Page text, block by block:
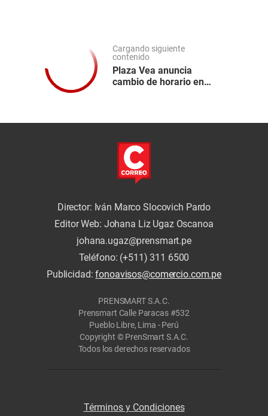
Cargando siguiente
contenido
Plaza Vea anuncia
cambio de horario en
Director: Iván Marco Slocovich Pardo
Editor Web: Johana Liz Ugaz Oscanoa
johana.ugaz@prensmart.pe
Teléfono: (+511) 311 6500
Publicidad:fonoavisos@comercio.com.pe
PRENSMART S.A.C.
Prensmart Calle Paracas #532
Pueblo Libre, Lima - Perú
Copyright © PrenSmart S.A.C.
Todos los derechos reservados
Términos y Condiciones